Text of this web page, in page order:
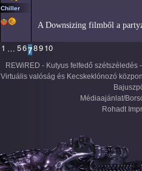
Chiller
A Downsizing filmből a
1 … 5678910
REWiRED - Kutyus felfedő
Virtuális valóság és Kecskeklónozó
Médiaajánlat/
Rohadt